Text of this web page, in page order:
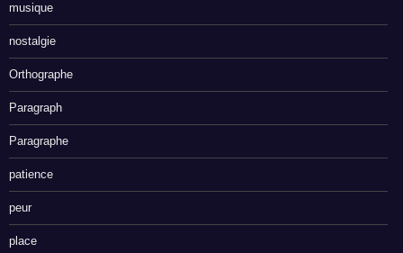
musique
nostalgie
Orthographe
Paragraph
Paragraphe
patience
peur
place